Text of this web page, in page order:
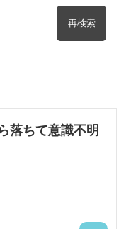
再検索
を含む
落ちて意識不明